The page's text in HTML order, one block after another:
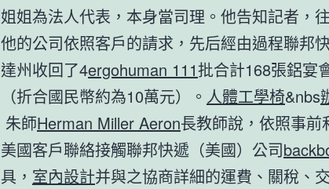
姐姐為法人代表，本身當司理。他告知記者，
他的公司依照客戶的請求，先后經由過程聯邦
達州收回了4ergohuman 111批合計168張鋁宴
（折合國民幣約為10萬元）。 人體工學椅&nbs
朱師Herman Miller Aeron長教師說，依照事前
美國客戶聯絡接觸聯邦快遞（美國）公司
具， 室內設計并與之協商詳細的運費、關稅、